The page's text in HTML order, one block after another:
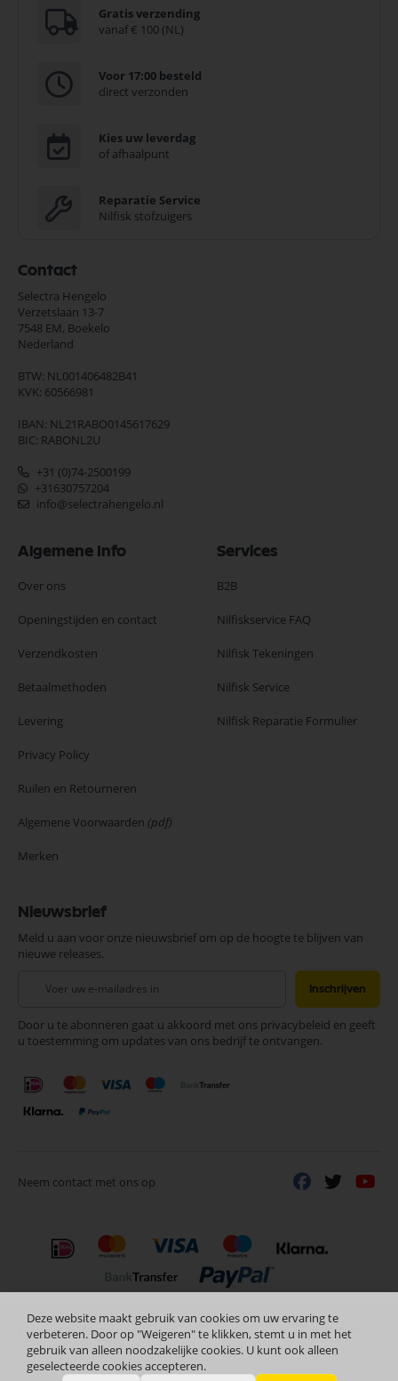
Gratis verzending
vanaf € 100 (NL)
Voor 17:00 besteld
direct verzonden
Kies uw leverdag
of afhaalpunt
Reparatie Service
Nilfisk stofzuigers
Contact
Selectra Hengelo
Verzetslaan 13-7
7548 EM, Boekelo
Nederland
BTW: NL001406482B41
KVK: 60566981
IBAN: NL21RABO0145617629
BIC: RABONL2U
+31 (0)74-2500199
+31630757204
info@selectrahengelo.nl
Algemene Info
Over ons
Openingstijden en contact
Verzendkosten
Betaalmethoden
Levering
Privacy Policy
Ruilen en Retourneren
Algemene Voorwaarden (pdf)
Merken
Services
B2B
Nilfiskservice FAQ
Nilfisk Tekeningen
Nilfisk Service
Nilfisk Reparatie Formulier
Nieuwsbrief
Meld u aan voor onze nieuwsbrief om op de hoogte te blijven van
nieuwe releases.
onze
nieuwsbrief
Inschrijven
Door u te abonneren gaat u akkoord met ons privacybeleid en geeft
u toestemming om updates van ons bedrijf te ontvangen.
Neem contact met ons op
Deze website maakt gebruik van cookies om uw ervaring te
verbeteren. Door op "Weigeren" te klikken, stemt u in met het
gebruik van alleen noodzakelijke cookies. U kunt ook alleen
geselecteerde cookies accepteren.
Copyright © 2024 Selectra Hengelo Nederlands